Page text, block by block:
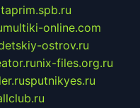
multiki-online.com
ostrov.ru
nix-files.org.ru
sputnikyes.ru